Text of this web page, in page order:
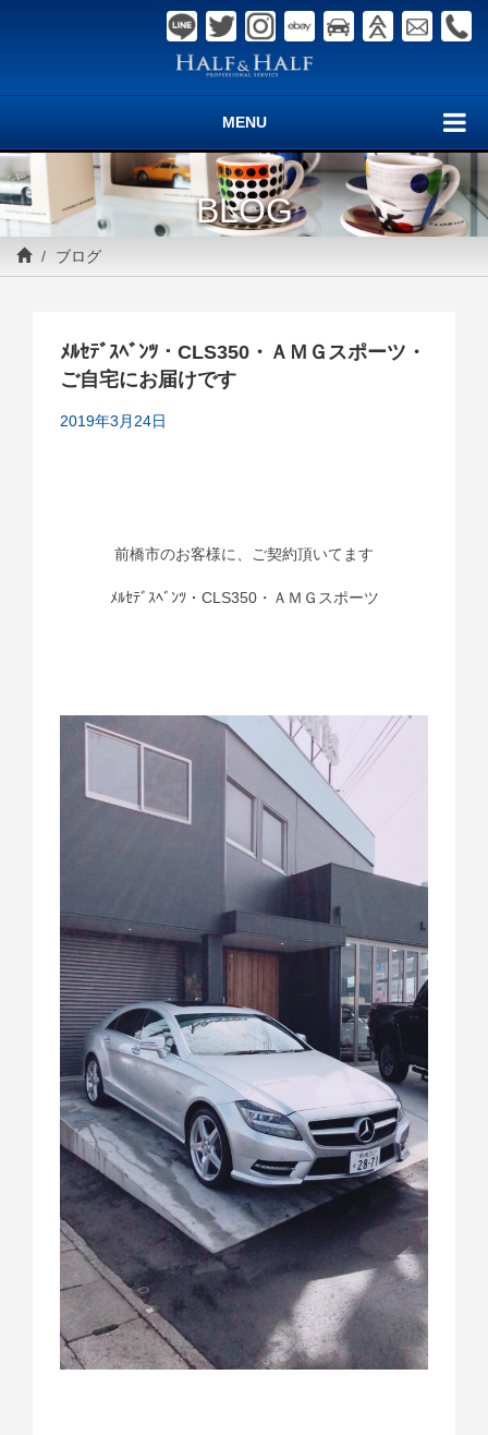
MENU
BLOG
ブログ
ﾒﾙｾﾃﾞｽﾍﾞﾝﾂ・CLS350・ＡＭＧスポーツ・
ご自宅にお届けです
2019年3月24日
前橋市のお客様に、ご契約頂いてます
ﾒﾙｾﾃﾞｽﾍﾞﾝﾂ・CLS350・ＡＭＧスポーツ